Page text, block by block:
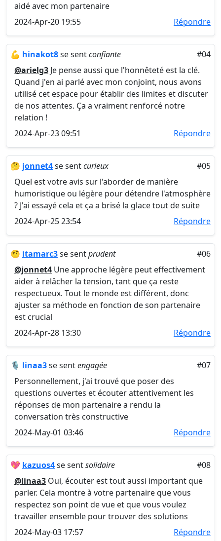
aidé avec mon partenaire
2024-Apr-20 19:55
Répondre
💪 hinakot8se sentconfiante
#04
@arielg3 Je pense aussi que l'honnêteté est la clé.
Quand j'en ai parlé avec mon conjoint, nous avons
utilisé cet espace pour établir des limites et discuter
de nos attentes. Ça a vraiment renforcé notre
relation !
2024-Apr-23 09:51
Répondre
🤔 jonnet4se sentcurieux
#05
Quel est votre avis sur l'aborder de manière
humoristique ou légère pour détendre l'atmosphère
? J'ai essayé cela et ça a brisé la glace tout de suite
2024-Apr-25 23:54
Répondre
🤨 itamarc3se sentprudent
#06
@jonnet4 Une approche légère peut effectivement
aider à relâcher la tension, tant que ça reste
respectueux. Tout le monde est différent, donc
ajuster sa méthode en fonction de son partenaire
est crucial
2024-Apr-28 13:30
Répondre
🎙️ linaa3se sentengagée
#07
Personnellement, j'ai trouvé que poser des
questions ouvertes et écouter attentivement les
réponses de mon partenaire a rendu la
conversation très constructive
2024-May-01 03:46
Répondre
💖 kazuos4se sentsolidaire
#08
@linaa3 Oui, écouter est tout aussi important que
parler. Cela montre à votre partenaire que vous
respectez son point de vue et que vous voulez
travailler ensemble pour trouver des solutions
2024-May-03 17:57
Répondre